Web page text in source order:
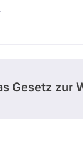
Gesetz zur